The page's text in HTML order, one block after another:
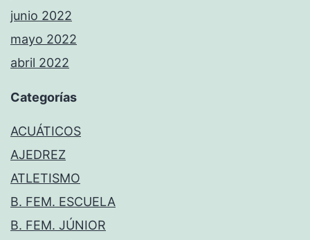
junio 2022
mayo 2022
abril 2022
Categorías
ACUÁTICOS
AJEDREZ
ATLETISMO
B. FEM. ESCUELA
B. FEM. JÚNIOR